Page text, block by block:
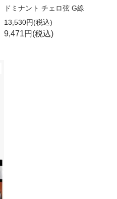
ドミナント チェロ弦 G線
13,530円(税込)
9,471円(税込)